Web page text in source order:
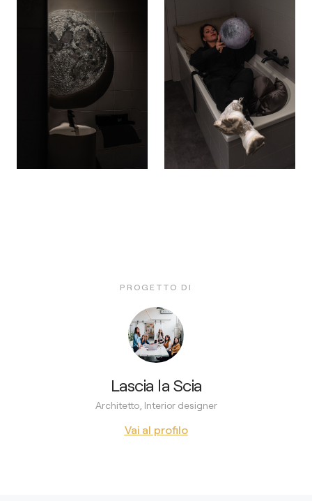
PROGETTO DI
Lascia la Scia
Architetto, Interior designer
Vai al profilo